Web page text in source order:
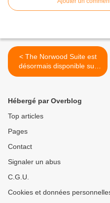
< The Norwood Suite est
désormais disponible sur
PC
Hébergé par Overblog
Top articles
Pages
Contact
Signaler un abus
C.G.U.
Cookies et données